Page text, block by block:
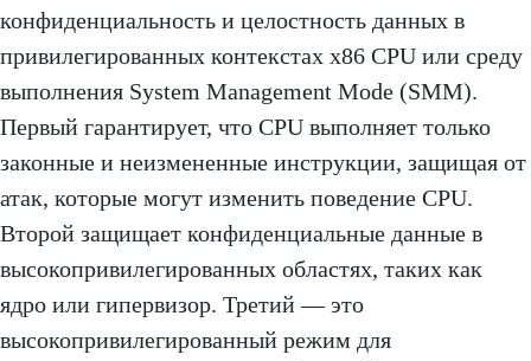
конфиденциальность и целостность данных в
привилегированных контекстах x86 CPU или среду
выполнения System Management Mode (SMM).
Первый гарантирует, что CPU выполняет только
законные и неизмененные инструкции, защищая от
атак, которые могут изменить поведение CPU.
Второй защищает конфиденциальные данные в
высокопривилегированных областях, таких как
ядро ​​или гипервизор. Третий — это
высокопривилегированный режим для